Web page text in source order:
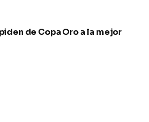
de Copa Oro a la mejor